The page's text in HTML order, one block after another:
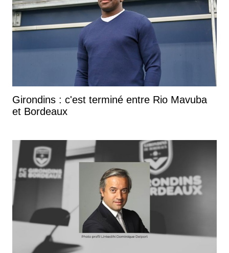
Girondins : c'est terminé entre Rio Mavuba
et Bordeaux